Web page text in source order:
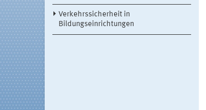
Verkehrssicherheit in
Bildungseinrichtungen